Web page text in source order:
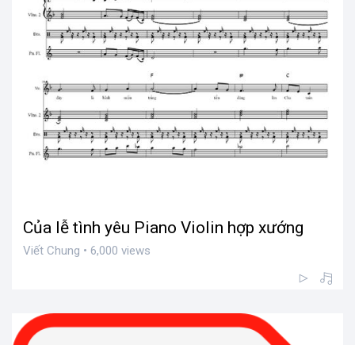
Của lễ tình yêu Piano Violin hợp xướng
Viết Chung • 6,000 views